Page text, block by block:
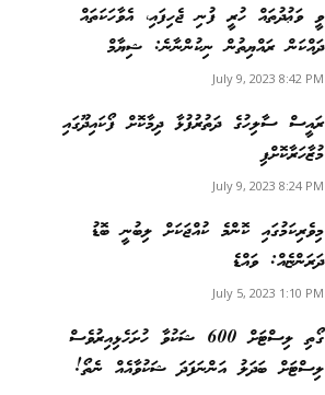
ވީ ވަޢުދުތައް ހުރީ ފުނި ޖެހިފައި، އެވާހަކަތައް
ދައްކަން ރައްޔިތުން ނިކުންނާނެ: ޝިޔާމް
July 9, 2023 8:42 PM
ރައީސް ސާލިހުގެ ދަތުރުފުޅާ ދިމާކޮށް ފޯކައިދޫގައި
މުޒާހަރާކޮށްފި
July 9, 2023 8:24 PM
މިވެރިކަމުގައި ކޮންމެ ކުއްޖަކަށް ލިބުނީ ބޮޑު
ދަރަންޏެއް: ވައްޑެ
July 5, 2023 1:10 PM
ގޯތި ލިސްޓަށް 600 ޝަކުވާ ހުށަހެޅިއިރުވެސް
ލިސްޓަށް ބަދަލު އަންނަފަދަ ޝަކުވާއެއް ނެތޯ!